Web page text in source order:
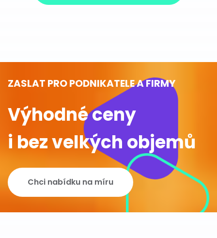
ZASLAT PRO PODNIKATELE A FIRMY
Výhodné ceny
i bez velkých objemů
Chci nabídku na míru